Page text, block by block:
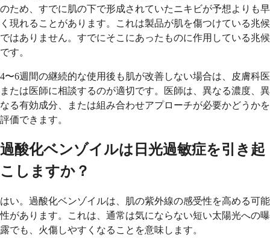
のため、すでに肌の下で形成されていたニキビが予想よりも早
く現れることがあります。これは製品が肌を傷つけている兆候
ではありません。すでにそこにあったものに作用している兆候
です。
4〜6週間の継続的な使用後も肌が改善しない場合は、皮膚科医
または医師に相談するのが適切です。医師は、異なる濃度、異
なる有効成分、または組み合わせアプローチが必要かどうかを
評価できます。
過酸化ベンゾイルは日光過敏症を引き起
こしますか？
はい。過酸化ベンゾイルは、肌の紫外線の感受性を高める可能
性があります。これは、通常は気にならない短い太陽光への曝
露でも、火傷しやすくなることを意味します。